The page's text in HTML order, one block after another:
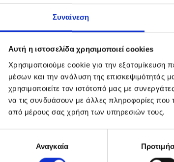
Συναίνεση
Αυτή η ιστοσελίδα χρησιμοποιεί cookies
Χρησιμοποιούμε cookie για την εξατομίκευση
μέσων και την ανάλυση της
χρησιμοποιείτε τον ιστότοπό μας με
να τις συνδυάσουν με άλλες πληροφορίες που
από μέρους σας χρήση των υπηρεσιών τους.
συγκατάθεσηςΑναγκαία
Στρώματα καλαθούνας με κάλυμμα
WIDTH
40cm
LENGTH
80cm
QUANTITY